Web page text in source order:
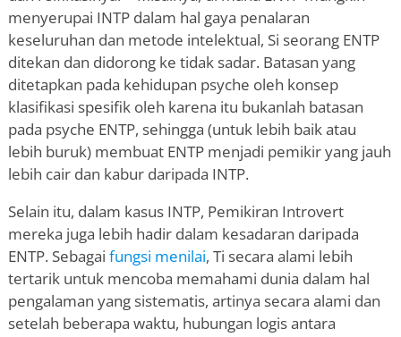
menyerupai INTP dalam hal gaya penalaran
keseluruhan dan metode intelektual, Si seorang ENTP
ditekan dan didorong ke tidak sadar. Batasan yang
ditetapkan pada kehidupan psyche oleh konsep
klasifikasi spesifik oleh karena itu bukanlah batasan
pada psyche ENTP, sehingga (untuk lebih baik atau
lebih buruk) membuat ENTP menjadi pemikir yang jauh
lebih cair dan kabur daripada INTP.
Selain itu, dalam kasus INTP, Pemikiran Introvert
mereka juga lebih hadir dalam kesadaran daripada
ENTP. Sebagai fungsi menilai, Ti secara alami lebih
tertarik untuk mencoba memahami dunia dalam hal
pengalaman yang sistematis, artinya secara alami dan
setelah beberapa waktu, hubungan logis antara